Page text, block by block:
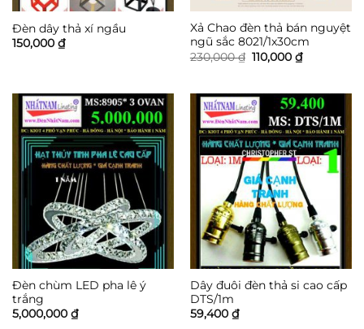
Đèn dây thả xí ngầu
150,000 ₫
Xả Chao đèn thả bán nguyệt
ngũ sắc 8021/1x30cm
230,000₫ Giá
gốc
110,000 ₫Giá
hiện
110,000 ₫.
Đèn chùm LED pha lê ý
trắng
5,000,000 ₫
Dây đuôi đèn thả si cao cấp
DTS/1m
59,400 ₫